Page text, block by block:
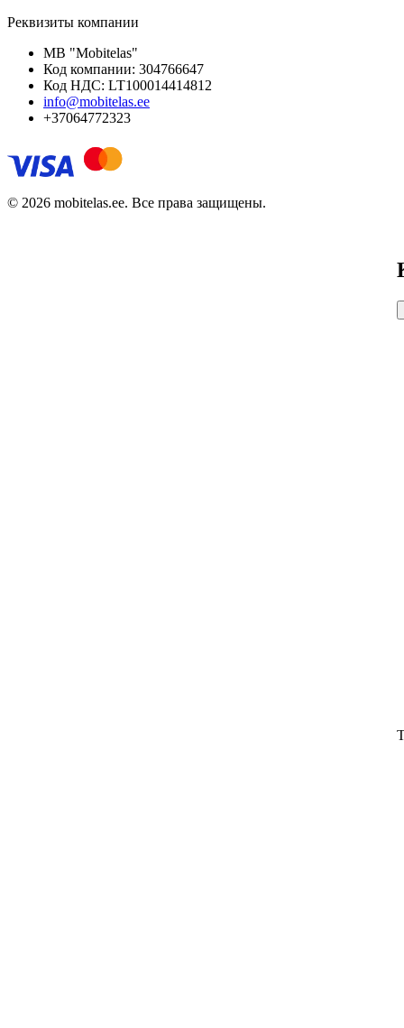
Реквизиты компании
MB "Mobitelas"
Код компании: 304766647
Код НДС: LT100014414812
info@mobitelas.ee
+37064772323
© 2026 mobitelas.ee. Все права защищены.